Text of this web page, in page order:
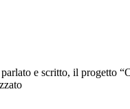
e scritto, il progetto